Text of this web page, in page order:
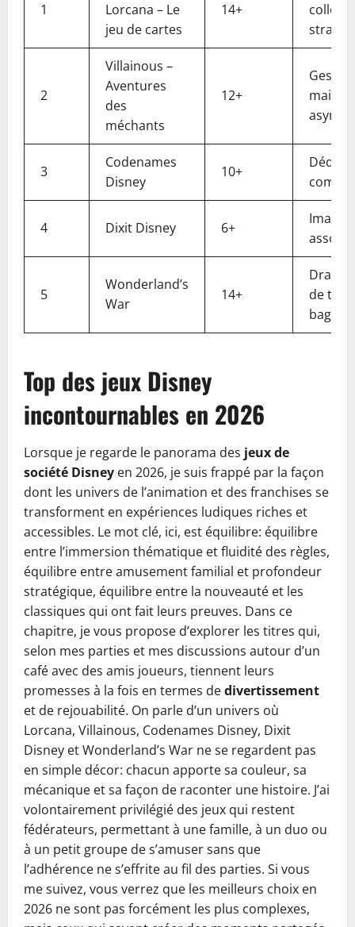
1
Lorcana – Le
jeu de cartes
14+
2
Villainous –
Aventures
des
méchants
12+
main,
3
Codenames
Disney
10+
4 Dixit Disney 6+
5
Wonderland’s
War
14+
Draft,
de
bag-
Top des jeux Disney
incontournables en 2026
Lorsque je regarde le panorama des jeux de
société Disney en 2026, je suis frappé par la façon
dont les univers de l’animation et des franchises se
transforment en expériences ludiques riches et
accessibles. Le mot clé, ici, est équilibre: équilibre
entre l’immersion thématique et fluidité des règles,
équilibre entre amusement familial et profondeur
stratégique, équilibre entre la nouveauté et les
classiques qui ont fait leurs preuves. Dans ce
chapitre, je vous propose d’explorer les titres qui,
selon mes parties et mes discussions autour d’un
café avec des amis joueurs, tiennent leurs
promesses à la fois en termes dedivertissement
et de rejouabilité. On parle d’un univers où
Lorcana, Villainous, Codenames Disney, Dixit
Disney et Wonderland’s War ne se regardent pas
en simple décor: chacun apporte sa couleur, sa
mécanique et sa façon de raconter une histoire. J’ai
volontairement privilégié des jeux qui restent
fédérateurs, permettant à une famille, à un duo ou
à un petit groupe de s’amuser sans que
l’adhérence ne s’effrite au fil des parties. Si vous
me suivez, vous verrez que les meilleurs choix en
2026 ne sont pas forcément les plus complexes,